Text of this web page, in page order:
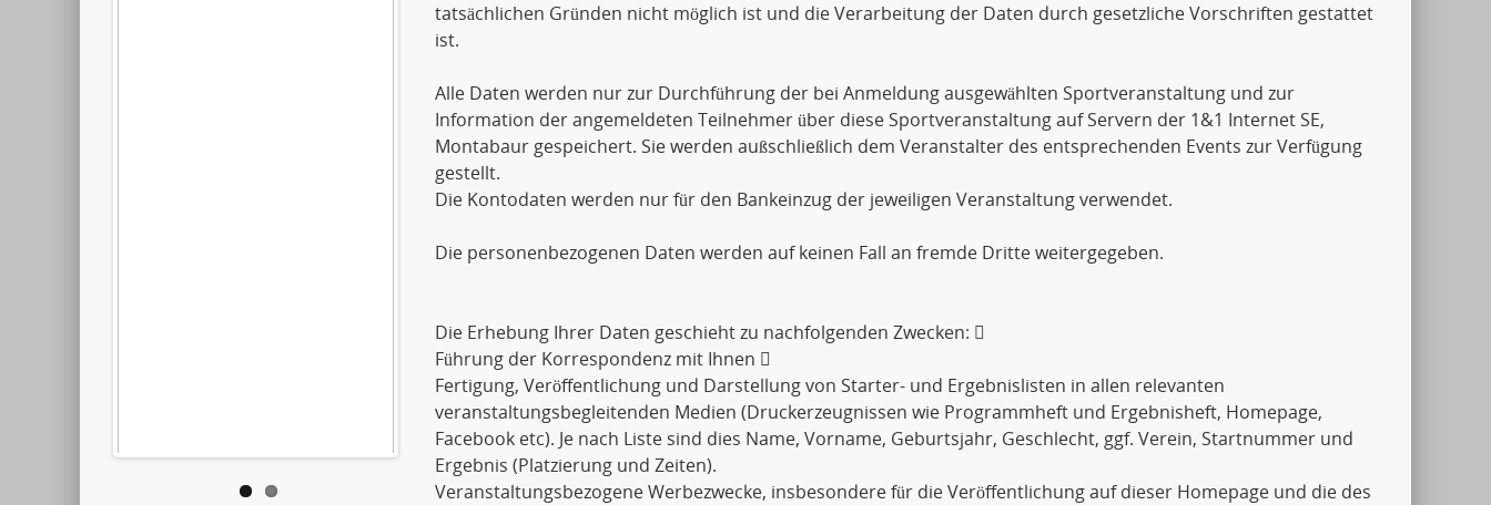
tatsächlichen Gründen nicht möglich ist und die Verarbeitung der Daten durch gesetzliche Vorschriften gestattet
ist.
Alle Daten werden nur zur Durchführung der bei Anmeldung ausgewählten Sportveranstaltung und zur
Information der angemeldeten Teilnehmer über diese Sportveranstaltung auf Servern der 1&1 Internet SE,
Montabaur gespeichert. Sie werden außschließlich dem Veranstalter des entsprechenden Events zur Verfügung
gestellt.
Die Kontodaten werden nur für den Bankeinzug der jeweiligen Veranstaltung verwendet.
Die personenbezogenen Daten werden auf keinen Fall an fremde Dritte weitergegeben.
Die Erhebung Ihrer Daten geschieht zu nachfolgenden Zwecken: 
Führung der Korrespondenz mit Ihnen 
Fertigung, Veröffentlichung und Darstellung von Starter- und Ergebnislisten in allen relevanten
veranstaltungsbegleitenden Medien (Druckerzeugnissen wie Programmheft und Ergebnisheft, Homepage,
Facebook etc). Je nach Liste sind dies Name, Vorname, Geburtsjahr, Geschlecht, ggf. Verein, Startnummer und
Ergebnis (Platzierung und Zeiten).
Veranstaltungsbezogene Werbezwecke, insbesondere für die Veröffentlichung auf dieser Homepage und die des